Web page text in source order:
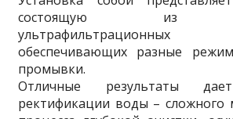
состоящую из
обеспечивающих разные
промывки.
Отличные результаты
ректификации воды – сложного